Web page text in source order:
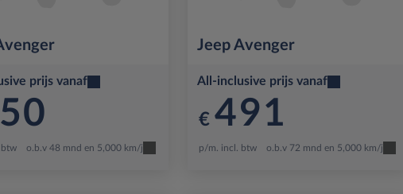
prijs vanaf
o.b.v 48 mnd en 5,000 km/j
Jeep Avenger
All-inclusive prijs vanaf
€ 491
p/m. incl. btw o.b.v 72 mnd en 5,000 km/j